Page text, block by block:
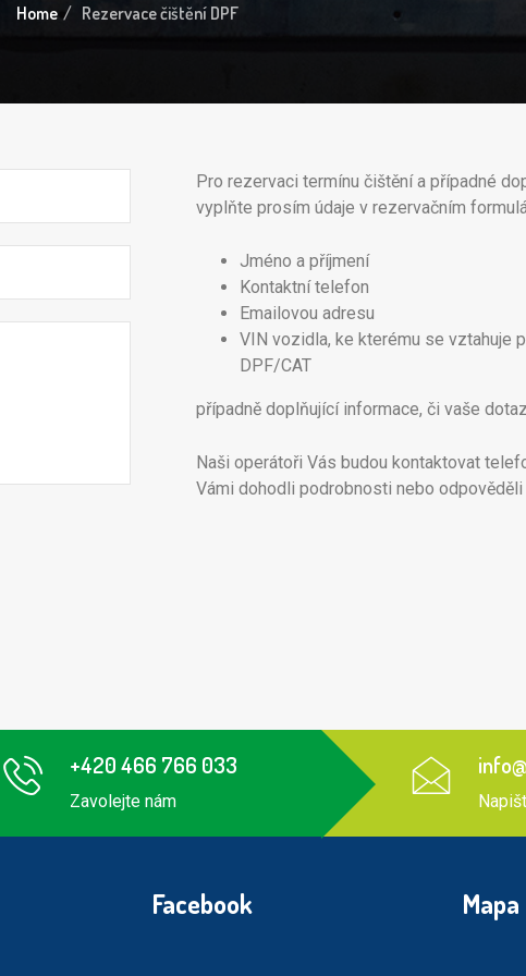
Home Rezervace čištění DPF
Pro rezervaci termínu čištění a případné
vyplňte prosím údaje v rezervačním
Jméno a příjmení
Kontaktní telefon
Emailovou adresu
VIN vozidla, ke kterému se vztahuje
DPF/CAT
případně doplňující informace, či vaše
Naši operátoři Vás budou kontaktovat
Vámi dohodli podrobnosti nebo odpověděli
+420 466 766 033
Zavolejte nám
Facebook Mapa